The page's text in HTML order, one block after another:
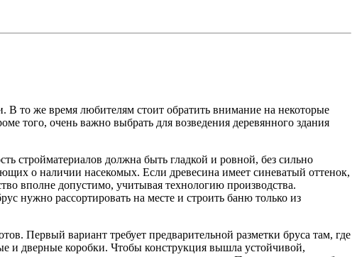
В то же время любителям стоит обратить внимание на некоторые
того, очень важно выбрать для возведения деревянного здания
стройматериалов должна быть гладкой и ровной, без сильно
о наличии насекомых. Если древесина имеет синеватый оттенок,
вполне допустимо, учитывая технологию производства.
нужно рассортировать на месте и строить баню только из
Первый вариант требует предварительной разметки бруса там, где
и дверные коробки. Чтобы конструкция вышла устойчивой,